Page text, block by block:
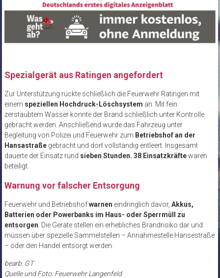
Spezialgerät aus Ratingen angefordert
Zur Unterstützung rückte schließlich die Feuerwehr Ratingen mit
einem speziellen Hochdruck-Löschsystem an. Mit fein
zerstäubtem Wasser konnte der Brand schließlich unter Kontrolle
gebracht werden. Anschließend wurde das Fahrzeug unter
Begleitung von Polizei und Feuerwehr zum Betriebshof an der
Hansastraßegebracht und dort vollständig entleert. Insgesamt
dauerte der Einsatz rund sieben Stunden. 38 Einsatzkräftewaren
beteiligt.
Warnung vor falscher Entsorgung
Feuerwehr und Betriebshofwarnen eindringlich davor, Akkus,
Batterien oder Powerbanks im Haus- oder Sperrmüll zu
entsorgen . Die Geräte stellen ein erhebliches Brandrisiko dar und
müssen über spezielle Sammelstellen – Annahmestelle Hansestraße
– oder den Handel entsorgt werden.
bearb. GT
Quelle und Foto: Feuerwehr Langenfeld